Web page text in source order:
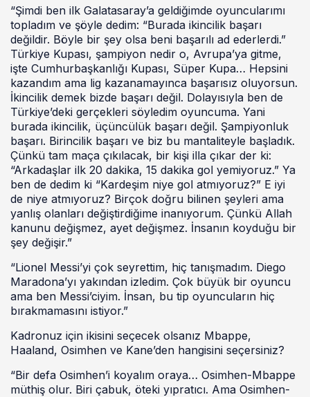
“Şimdi ben ilk Galatasaray’a geldiğimde oyuncularımı
topladım ve şöyle dedim: “Burada ikincilik başarı
değildir. Böyle bir şey olsa beni başarılı ad ederlerdi.”
Türkiye Kupası, şampiyon nedir o, Avrupa’ya gitme,
işte Cumhurbaşkanlığı Kupası, Süper Kupa… Hepsini
kazandım ama lig kazanamayınca başarısız oluyorsun.
İkincilik demek bizde başarı değil. Dolayısıyla ben de
Türkiye’deki gerçekleri söyledim oyuncuma. Yani
burada ikincilik, üçüncülük başarı değil. Şampiyonluk
başarı. Birincilik başarı ve biz bu mantaliteyle başladık.
Çünkü tam maça çıkılacak, bir kişi illa çıkar der ki:
“Arkadaşlar ilk 20 dakika, 15 dakika gol yemiyoruz.” Ya
ben de dedim ki “Kardeşim niye gol atmıyoruz?” E iyi
de niye atmıyoruz? Birçok doğru bilinen şeyleri ama
yanlış olanları değiştirdiğime inanıyorum. Çünkü Allah
kanunu değişmez, ayet değişmez. İnsanın koyduğu bir
şey değişir.”
“Lionel Messi’yi çok seyrettim, hiç tanışmadım. Diego
Maradona’yı yakından izledim. Çok büyük bir oyuncu
ama ben Messi’ciyim. İnsan, bu tip oyuncuların hiç
bırakmamasını istiyor.”
Kadronuz için ikisini seçecek olsanız Mbappe,
Haaland, Osimhen ve Kane’den hangisini seçersiniz?
“Bir defa Osimhen’i koyalım oraya… Osimhen-Mbappe
müthiş olur. Biri çabuk, öteki yıpratıcı. Ama Osimhen-